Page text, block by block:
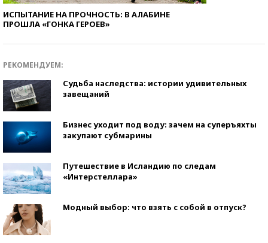
ИСПЫТАНИЕ НА ПРОЧНОСТЬ: В АЛАБИНЕ
ПРОШЛА «ГОНКА ГЕРОЕВ»
РЕКОМЕНДУЕМ:
Судьба наследства: истории удивительных
завещаний
Бизнес уходит под воду: зачем на суперъяхты
закупают субмарины
Путешествие в Исландию по следам
«Интерстеллара»
Модный выбор: что взять с собой в отпуск?